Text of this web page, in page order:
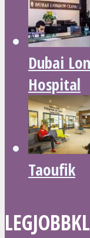
Dubai
Hospital
Taoufik